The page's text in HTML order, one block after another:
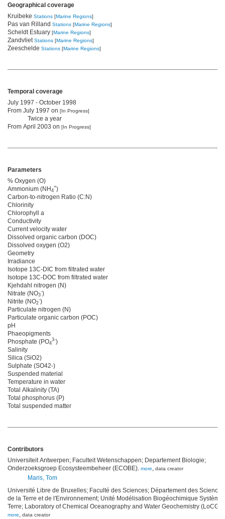
Geographical coverage
Kruibeke Stations [Marine Regions]
Pas van Rilland Stations [Marine Regions]
Scheldt Estuary [Marine Regions]
ZandvlietStations [Marine Regions]
Zeeschelde Stations [Marine Regions]
Temporal coverage
July 1997 - October 1998
From July 1997 on [In Progress]
Twice a year
From April 2003 on [In Progress]
Parameters
% Oxygen (O)
Ammonium (NH4
+)
Carbon-to-nitrogen Ratio (C:N)
Chlorinity
Chlorophyll a
Conductivity
Current velocity water
Dissolved organic carbon (DOC)
Dissolved oxygen (O2)
Geometry
Irradiance
Isotope 13C-DIC from filtrated water
Isotope 13C-DOC from filtrated water
Kjehdahl nitrogen (N)
Nitrate (NO3
-)
Nitrite (NO2
-)
Particulate nitrogen (N)
Particulate organic carbon (POC)
pH
Phaeopigments
Phosphate (PO4
3-)
Salinity
Silica (SiO2)
Sulphate (SO42-)
Suspended material
Temperature in water
Total Alkalinity (TA)
Total phosphorus (P)
Total suspended matter
Contributors
Universiteit Antwerpen; Faculteit Wetenschappen; Departement Biologie;
Onderzoeksgroep Ecosysteembeheer (ECOBE) more, data creator
Maris, Tom
Université Libre de Bruxelles; Faculté des Sciences; Département des Sciences
de la Terre et de l'Environnement; Unité Modélisation Biogéochimique Système
Terre; Laboratory of Chemical Oceanography and Water Geochemistry (LoCGE)
more, data creator